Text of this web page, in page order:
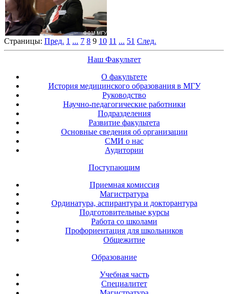
Страницы: Пред. 1 ... 7 8 9 10 11 ... 51 След.
Наш Факультет
О факультете
История медицинского образования в МГУ
Руководство
Научно-педагогические работники
Подразделения
Развитие факультета
Основные сведения об организации
СМИ о нас
Аудитории
Поступающим
Приемная комиссия
Магистратура
Ординатура, аспирантура и докторантура
Подготовительные курсы
Работа со школами
Профориентация для школьников
Общежитие
Образование
Учебная часть
Специалитет